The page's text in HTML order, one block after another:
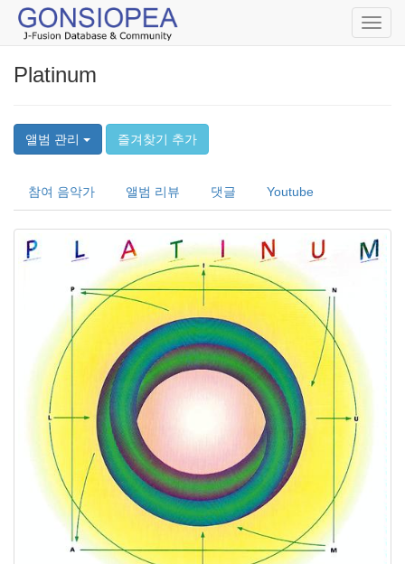
Platinum
앨범 관리 즐겨찾기 추가
참여 음악가 앨범 리뷰 댓글 Youtube